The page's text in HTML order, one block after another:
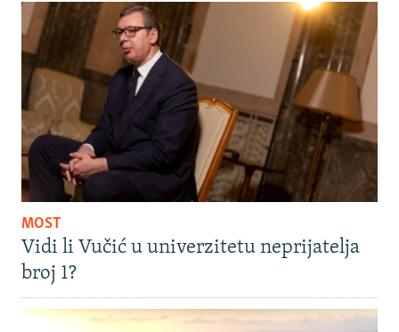
MOST
Vidi li Vučić u univerzitetu neprijatelja
broj 1?